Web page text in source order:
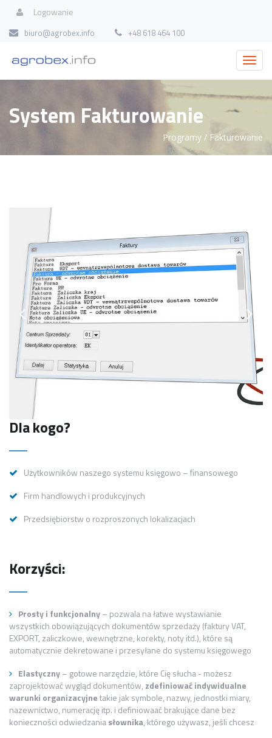
Logowanie
biuro@agrobex.info +48 618 464 100
System Fakturowanie
Programy / Fakturowanie
Dla kogo?
Użytkowników naszego systemu księgowo – finansowego
Firm handlowych i produkcyjnych
Przedsiębiorstw o rozproszonych lokalizacjach
Korzyści:
Prosty i funkcjonalny– pozwala na łatwe wystawianie
wszystkich obowiązujących dokumentów sprzedaży (faktury VAT,
EXPORT, zaliczkowe, wewnętrzne, korekty, noty itd.), które są
automatycznie dekretowane i przesyłane do systemu księgowego
Elastyczny– gotowe narzędzie, które Cię słucha - możesz
zaprojektować wygląd dokumentów, zdefiniować indywidualne
warunki organizacyjnetakie jak symbole, nazwy, jednostki miary,
nazewnictwo, numerację itp. i definiowaać brakujące dane bez
konieczności odwiedzaniasłownika, którego używasz, jeśli chcesz